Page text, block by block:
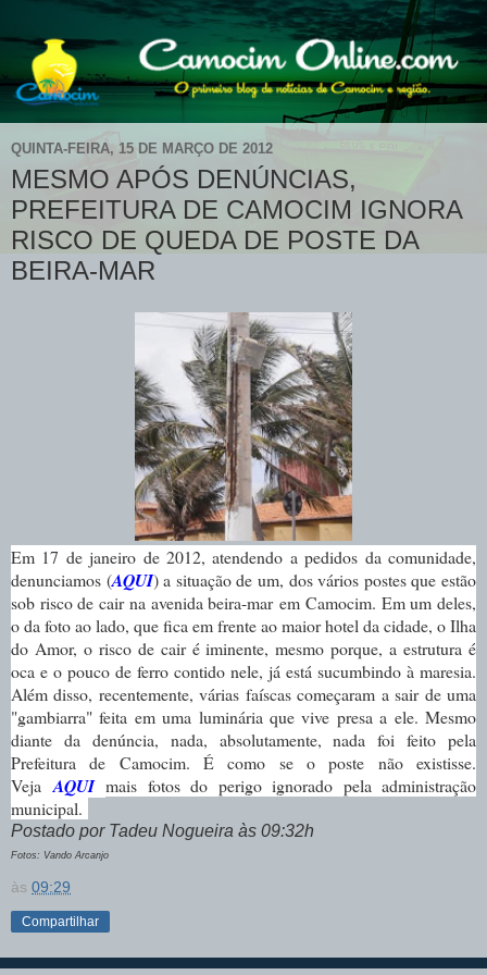
QUINTA-FEIRA, 15 DE MARÇO DE 2012
MESMO APÓS DENÚNCIAS,
PREFEITURA DE CAMOCIM IGNORA
RISCO DE QUEDA DE POSTE DA
BEIRA-MAR
Em 17 de janeiro de 2012, atendendo a pedidos da comunidade,
denunciamos (AQUI) a situação de um, dos vários postes que estão
sob risco de cair na avenida beira-mar em Camocim. Em um deles,
o da foto ao lado, que fica em frente ao maior hotel da cidade, o Ilha
do Amor, o risco de cair é iminente, mesmo porque, a estrutura é
oca e o pouco de ferro contido nele, já está sucumbindo à maresia.
Além disso, recentemente, várias faíscas começaram a sair de uma
"gambiarra" feita em uma luminária que vive presa a ele. Mesmo
diante da denúncia, nada, absolutamente, nada foi feito pela
Prefeitura de Camocim. É como se o poste não existisse.
Veja AQUI mais fotos do perigo ignorado pela administração
municipal.
Postado por Tadeu Nogueira às 09:32h
Fotos: Vando Arcanjo
às 09:29
Compartilhar